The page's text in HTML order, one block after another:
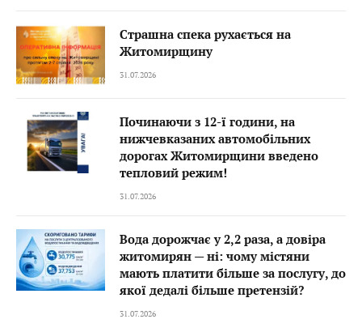
Страшна спека рухається на
Житомирщину
31.07.2026
Починаючи з 12-ї години, на
нижчевказаних автомобільних
дорогах Житомирщини введено
тепловий режим!
31.07.2026
Вода дорожчає у 2,2 раза, а довіра
житомирян — ні: чому містяни
мають платити більше за послугу, до
якої дедалі більше претензій?
31.07.2026